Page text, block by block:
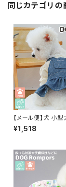
同じカテゴリの
【メール便】犬 小
ンピース ペット用品
ェア レイヤード風
¥1,518